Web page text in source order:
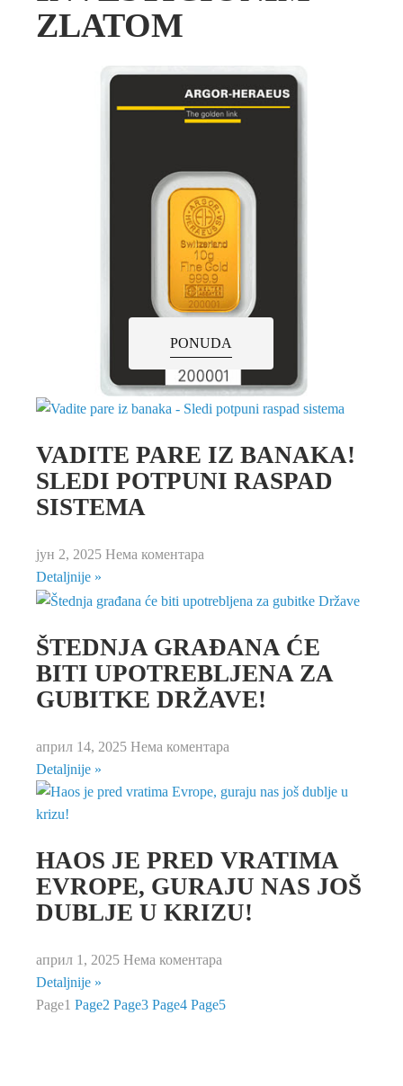
ZLATOM
PONUDA
VADITE PARE IZ BANAKA!
SLEDI POTPUNI RASPAD
SISTEMA
јун 2, 2025Нема коментара
Detaljnije »
ŠTEDNJA GRAĐANA ĆE
BITI UPOTREBLJENA ZA
GUBITKE DRŽAVE!
април 14, 2025Нема коментара
Detaljnije »
HAOS JE PRED VRATIMA
EVROPE, GURAJU NAS JOŠ
DUBLJE U KRIZU!
април 1, 2025Нема коментара
Detaljnije »
Page1 Page2 Page3 Page4 Page5